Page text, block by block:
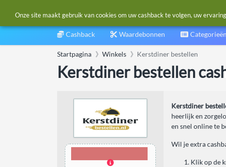
Cashback Waardebonnen Categorieën
Startpagina Winkels Kerstdiner bestellen
Kerstdiner bestellen
Kerstdiner
heerlijk en
en snel online te
Wil je extra
Klik op de
Onze site maakt gebruik van cookies om uw cashback te volgen, uw